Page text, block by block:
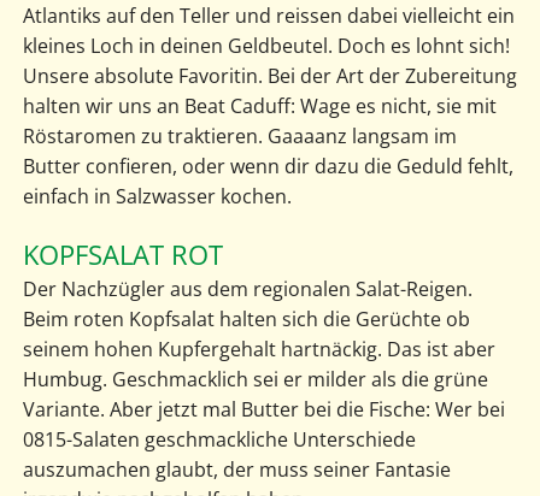
Atlantiks auf den Teller und reissen dabei vielleicht ein
kleines Loch in deinen Geldbeutel. Doch es lohnt sich!
Unsere absolute Favoritin. Bei der Art der Zubereitung
halten wir uns an Beat Caduff: Wage es nicht, sie mit
Röstaromen zu traktieren. Gaaaanz langsam im
Butter confieren, oder wenn dir dazu die Geduld fehlt,
einfach in Salzwasser kochen.
KOPFSALAT ROT
Der Nachzügler aus dem regionalen Salat-Reigen.
Beim roten Kopfsalat halten sich die Gerüchte ob
seinem hohen Kupfergehalt hartnäckig. Das ist aber
Humbug. Geschmacklich sei er milder als die grüne
Variante. Aber jetzt mal Butter bei die Fische: Wer bei
0815-Salaten geschmackliche Unterschiede
auszumachen glaubt, der muss seiner Fantasie